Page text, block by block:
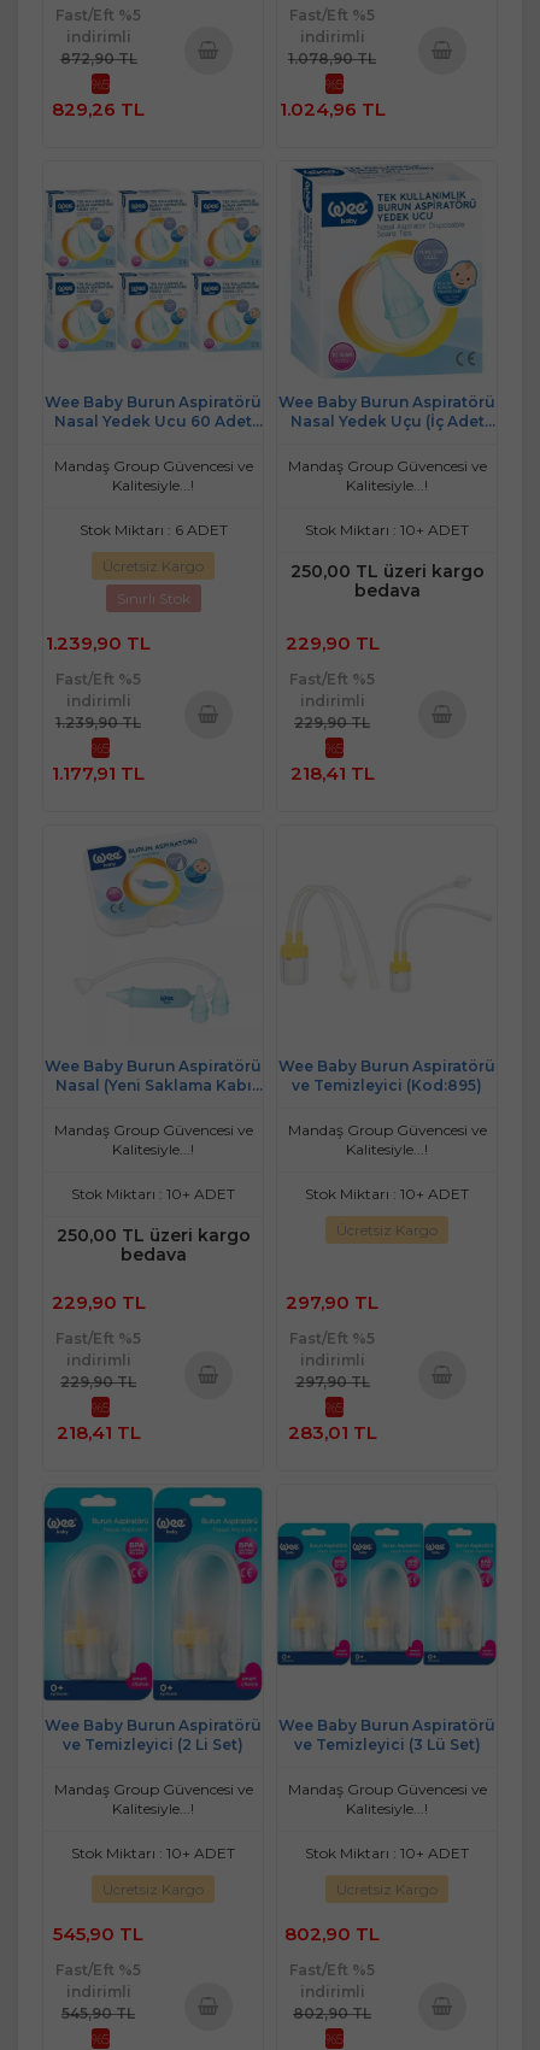
Fast/Eft %5
indirimli
872,90 TL
%5
829,26 TL
Fast/Eft %5
indirimli
1.078,90 TL
%5
1.024,96 TL
Wee Baby Burun Aspiratörü
Nasal Yedek Ucu 60 Adet
Mandaş Group Güvencesi ve
Kalitesiyle...!
Stok Miktarı : 6 ADET
Ücretsiz Kargo
Sınırlı Stok
1.239,90 TL
Fast/Eft %5
indirimli
1.239,90 TL
%5
1.177,91 TL
Wee Baby Burun Aspiratörü
Nasal Yedek Uçu (İç Adet
Mandaş Group Güvencesi ve
Kalitesiyle...!
Stok Miktarı : 10+ ADET
250,00 TL üzeri kargo
bedava
229,90 TL
Fast/Eft %5
indirimli
229,90 TL
%5
218,41 TL
Wee Baby Burun Aspiratörü
Nasal (Yeni Saklama Kabı
Mandaş Group Güvencesi ve
Kalitesiyle...!
Stok Miktarı : 10+ ADET
250,00 TL üzeri kargo
bedava
229,90 TL
Fast/Eft %5
indirimli
229,90 TL
%5
218,41 TL
Wee Baby Burun Aspiratörü
ve Temizleyici (Kod:895)
Mandaş Group Güvencesi ve
Kalitesiyle...!
Stok Miktarı : 10+ ADET
Ücretsiz Kargo
297,90 TL
Fast/Eft %5
indirimli
297,90 TL
%5
283,01 TL
Wee Baby Burun Aspiratörü
ve Temizleyici (2 Li Set)
Mandaş Group Güvencesi ve
Kalitesiyle...!
Stok Miktarı : 10+ ADET
Ücretsiz Kargo
545,90 TL
Fast/Eft %5
indirimli
545,90 TL
%5
Wee Baby Burun Aspiratörü
ve Temizleyici (3 Lü Set)
Mandaş Group Güvencesi ve
Kalitesiyle...!
Stok Miktarı : 10+ ADET
Ücretsiz Kargo
802,90 TL
Fast/Eft %5
indirimli
802,90 TL
%5